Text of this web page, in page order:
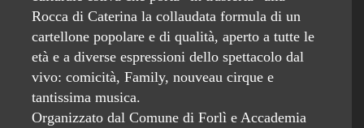
Rocca di Caterina la collaudata formula di un
cartellone popolare e di qualità, aperto a tutte le
età e a diverse espressioni dello spettacolo dal
vivo: comicità, Family, nouveau cirque e
tantissima musica.
Organizzato dal Comune di Forlì e Accademia